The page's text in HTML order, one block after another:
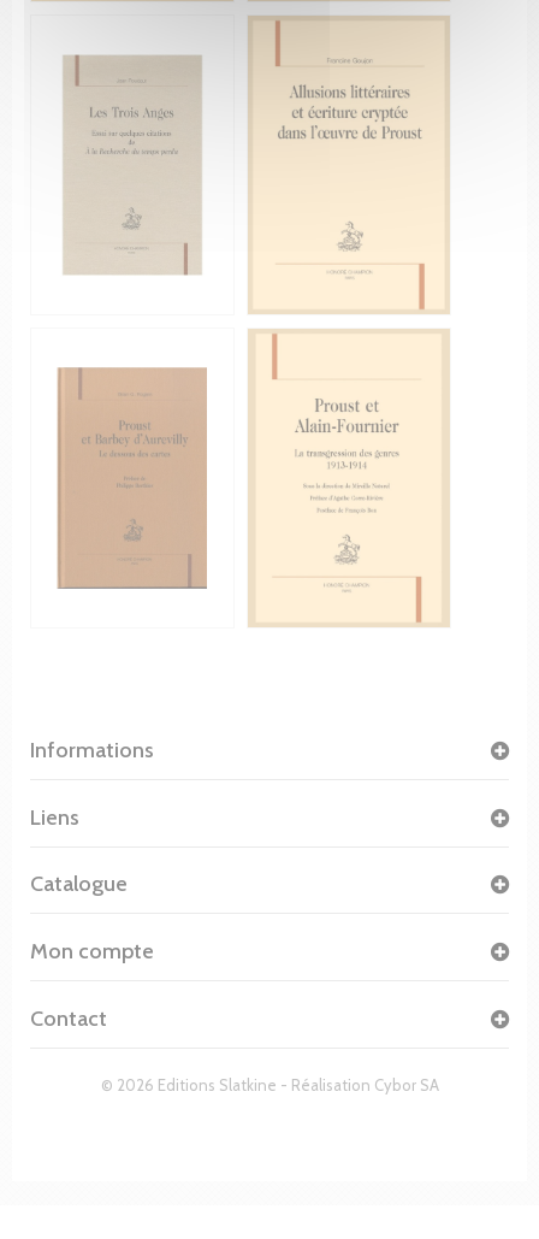
Informations
© 2026 Editions Slatkine - Réalisation Cybor SA
Liens
Catalogue
Mon compte
Contact